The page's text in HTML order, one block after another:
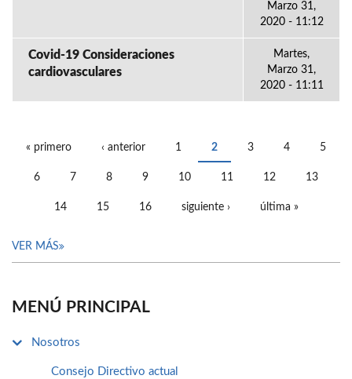
Marzo 31,
2020 - 11:12
Covid-19 Consideraciones
cardiovasculares
Martes,
Marzo 31,
2020 - 11:11
« primero ‹ anterior 1 2 3 4 5
6 7 8 9 10 11 12 13
14 15 16 siguiente › última »
VER MÁS
MENÚ PRINCIPAL
Nosotros
Consejo Directivo actual